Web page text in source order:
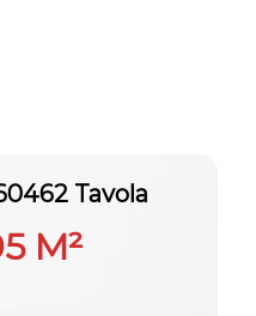
Tavola
M²